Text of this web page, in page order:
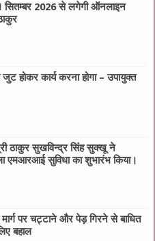
2026 से लगेगी ऑनलाइन
होकर कार्य करना होगा – उपायुक्त
ठाकुर सुखविन्द्र सिंह सुक्खू ने
एमआरआई सुविधा का शुभारंभ किया।
पर चट्टाने और पेड़ गिरने से बाधित
बहाल